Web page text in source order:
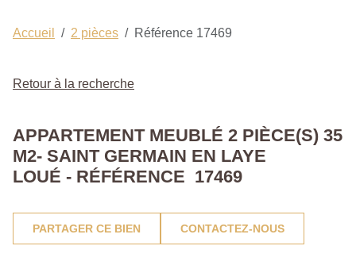
Accueil 2 pièces Référence 17469
Retour à la recherche
APPARTEMENT MEUBLÉ 2 PIÈCE(S) 35
M2- SAINT GERMAIN EN LAYE
LOUÉ - RÉFÉRENCE 17469
PARTAGER CE BIEN CONTACTEZ-NOUS